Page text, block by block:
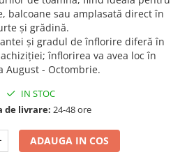
balcoane sau amplasată direct în
și grădină.
și gradul de înflorire diferă în
înflorirea va avea loc în
August - Octombrie.
IN STOC
de livrare: 24-48 ore
ADAUGA IN COS